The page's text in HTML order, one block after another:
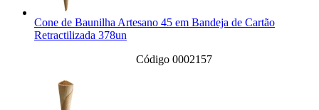
Cone de Baunilha Artesano 45 em Bandeja de Cartão
Retractilizada 378un
Código 0002157